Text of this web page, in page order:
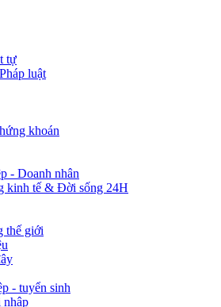
tự
luật
khoán
- Doanh nhân
kinh tế & Đời sống 24H
thế giới
- tuyển sinh
nhập